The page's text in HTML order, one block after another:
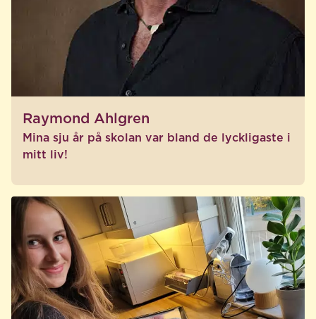
Raymond Ahlgren
Mina sju år på skolan var bland de lyckligaste i
mitt liv!